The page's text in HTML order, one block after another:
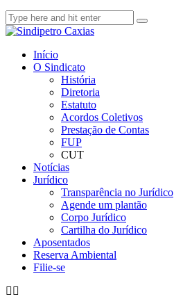
Início
O Sindicato
História
Diretoria
Estatuto
Acordos Coletivos
Prestação de Contas
FUP
CUT
Notícias
Jurídico
Transparência no Jurídico
Agende um plantão
Corpo Jurídico
Cartilha do Jurídico
Aposentados
Reserva Ambiental
Filie-se